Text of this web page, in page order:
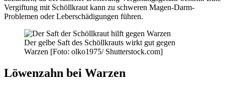
Vergiftung mit Schöllkraut kann zu schweren Magen-Darm-
Problemen oder Leberschädigungen führen.
Der gelbe Saft des Schöllkrauts wirkt gut gegen
Warzen [Foto: olko1975/ Shutterstock.com]
Löwenzahn bei Warzen